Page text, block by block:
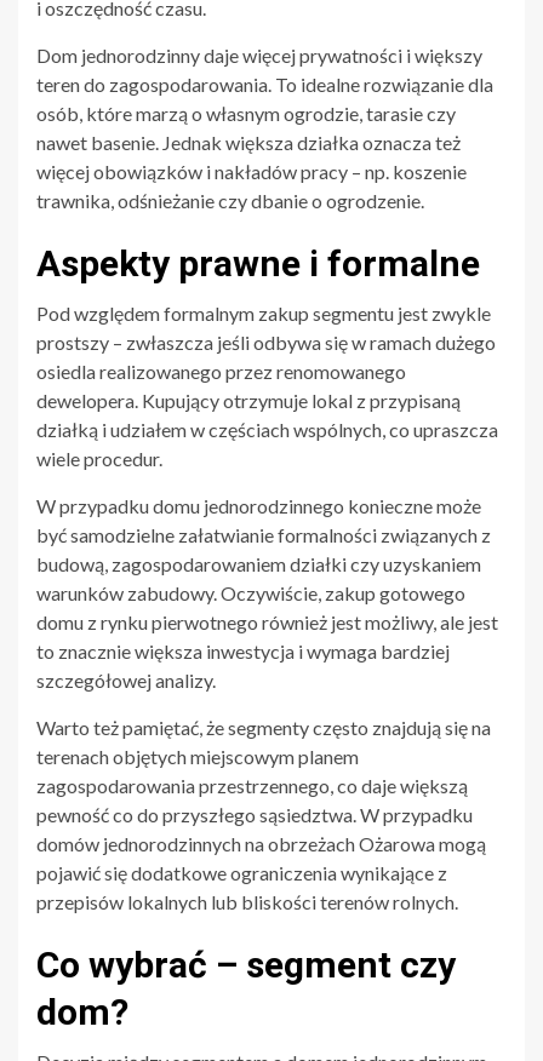
i oszczędność czasu.
Dom jednorodzinny daje więcej prywatności i większy
teren do zagospodarowania. To idealne rozwiązanie dla
osób, które marzą o własnym ogrodzie, tarasie czy
nawet basenie. Jednak większa działka oznacza też
więcej obowiązków i nakładów pracy – np. koszenie
trawnika, odśnieżanie czy dbanie o ogrodzenie.
Aspekty prawne i formalne
Pod względem formalnym zakup segmentu jest zwykle
prostszy – zwłaszcza jeśli odbywa się w ramach dużego
osiedla realizowanego przez renomowanego
dewelopera. Kupujący otrzymuje lokal z przypisaną
działką i udziałem w częściach wspólnych, co upraszcza
wiele procedur.
W przypadku domu jednorodzinnego konieczne może
być samodzielne załatwianie formalności związanych z
budową, zagospodarowaniem działki czy uzyskaniem
warunków zabudowy. Oczywiście, zakup gotowego
domu z rynku pierwotnego również jest możliwy, ale jest
to znacznie większa inwestycja i wymaga bardziej
szczegółowej analizy.
Warto też pamiętać, że segmenty często znajdują się na
terenach objętych miejscowym planem
zagospodarowania przestrzennego, co daje większą
pewność co do przyszłego sąsiedztwa. W przypadku
domów jednorodzinnych na obrzeżach Ożarowa mogą
pojawić się dodatkowe ograniczenia wynikające z
przepisów lokalnych lub bliskości terenów rolnych.
Co wybrać – segment czy
dom?